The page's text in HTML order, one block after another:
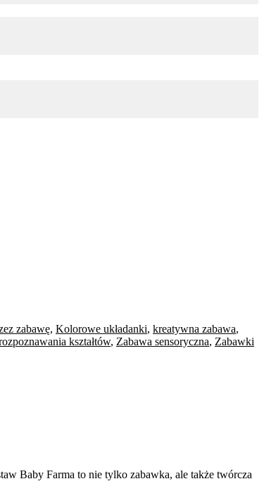
zabawę, Kolorowe układanki, kreatywna zabawa,
kształtów, Zabawa sensoryczna, Zabawki
Baby Farma to nie tylko zabawka, ale także twórcza